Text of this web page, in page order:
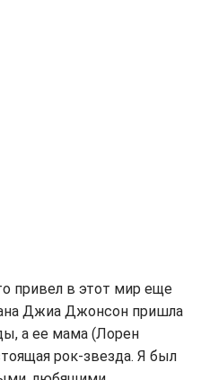
привел в этот мир еще
Джиа Джонсон пришла
а ее мама (Лорен
рок-звезда. Я был